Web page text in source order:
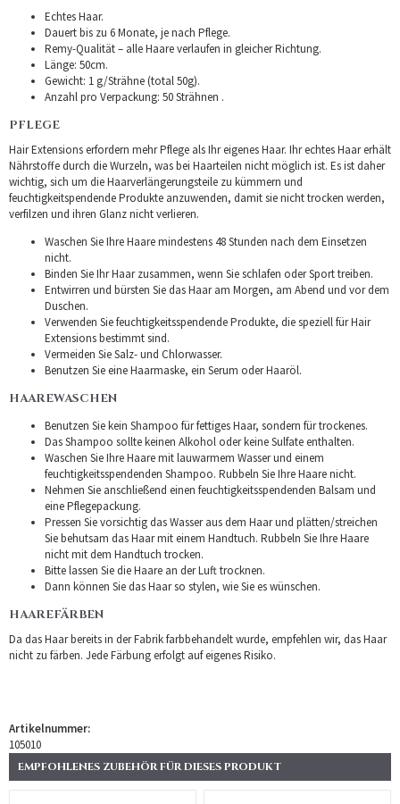
Echtes Haar.
Dauert bis zu 6 Monate, je nach Pflege.
Remy-Qualität – alle Haare verlaufen in gleicher Richtung.
Länge: 50cm.
Gewicht: 1 g/Strähne (total 50g).
Anzahl pro Verpackung: 50 Strähnen .
PFLEGE
Hair Extensions erfordern mehr Pflege als Ihr eigenes Haar. Ihr echtes Haar erhält
Nährstoffe durch die Wurzeln, was bei Haarteilen nicht möglich ist. Es ist daher
wichtig, sich um die Haarverlängerungsteile zu kümmern und
feuchtigkeitspendende Produkte anzuwenden, damit sie nicht trocken werden,
verfilzen und ihren Glanz nicht verlieren.
Waschen Sie Ihre Haare mindestens 48 Stunden nach dem Einsetzen
nicht.
Binden Sie Ihr Haar zusammen, wenn Sie schlafen oder Sport treiben.
Entwirren und bürsten Sie das Haar am Morgen, am Abend und vor dem
Duschen.
Verwenden Sie feuchtigkeitsspendende Produkte, die speziell für Hair
Extensions bestimmt sind.
Vermeiden Sie Salz- und Chlorwasser.
Benutzen Sie eine Haarmaske, ein Serum oder Haaröl.
HAAREWASCHEN
Benutzen Sie kein Shampoo für fettiges Haar, sondern für trockenes.
Das Shampoo sollte keinen Alkohol oder keine Sulfate enthalten.
Waschen Sie Ihre Haare mit lauwarmem Wasser und einem
feuchtigkeitsspendenden Shampoo. Rubbeln Sie Ihre Haare nicht.
Nehmen Sie anschließend einen feuchtigkeitsspendenden Balsam und
eine Pflegepackung.
Pressen Sie vorsichtig das Wasser aus dem Haar und plätten/streichen
Sie behutsam das Haar mit einem Handtuch. Rubbeln Sie Ihre Haare
nicht mit dem Handtuch trocken.
Bitte lassen Sie die Haare an der Luft trocknen.
Dann können Sie das Haar so stylen, wie Sie es wünschen.
HAAREFÄRBEN
Da das Haar bereits in der Fabrik farbbehandelt wurde, empfehlen wir, das Haar
nicht zu färben. Jede Färbung erfolgt auf eigenes Risiko.
Artikelnummer:
105010
EMPFOHLENES ZUBEHÖR FÜR DIESES PRODUKT